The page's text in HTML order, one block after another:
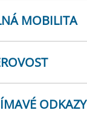
MOBILITA
ODKAZY